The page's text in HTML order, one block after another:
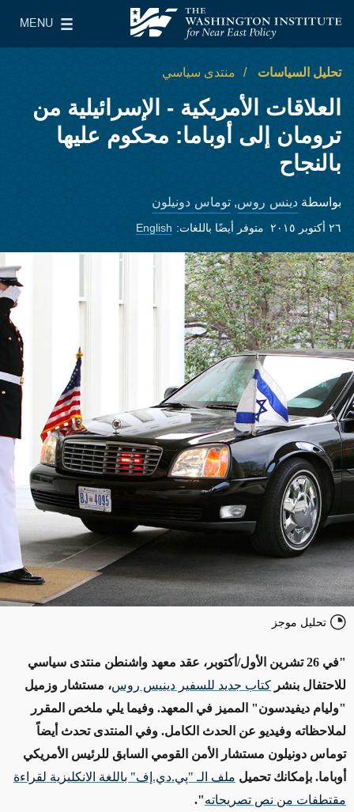
معهد واشنطن لسياسات الشرق الأدنى
MENU
Main Menu
تحليل السياسات منتدى سياسي
العلاقات الأمريكية - الإسرائيلية من
ترومان إلى أوباما: محكوم عليها
بالنجاح
بواسطة دينس روس, توماس دونيلون
٢٦ أكتوبر ٢٠١٥ متوفر أيضًا باللغات: English
تحليل موجز
"في 26 تشرين الأول/أكتوبر، عقد معهد واشنطن منتدى سياسي
للاحتفال بنشر كتاب جديد للسفير دينيس روس، مستشار وزميل
"وليام ديفيدسون" المميز في المعهد. وفيما يلي ملخص المقرر
لملاحظاته وفيديو عن الحدث الكامل. وفي المنتدى تحدث أيضاً
توماس دونيلون مستشار الأمن القومي السابق للرئيس الأمريكي
أوباما. بإمكانك تحميل ملف الـ "پي.دي.إف" باللغة الانكليزية لقراءة
مقتطفات من نص تصريحاته".